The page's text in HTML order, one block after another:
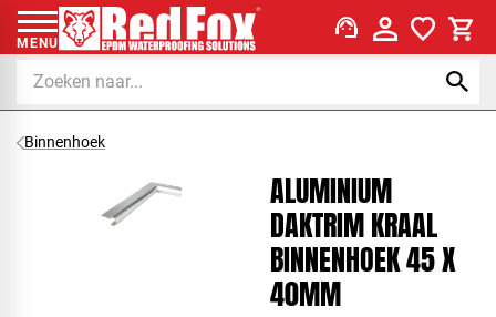
MENU support_agent
Binnenhoek
ALUMINIUM
DAKTRIM KRAAL
BINNENHOEK 45 X
40MM